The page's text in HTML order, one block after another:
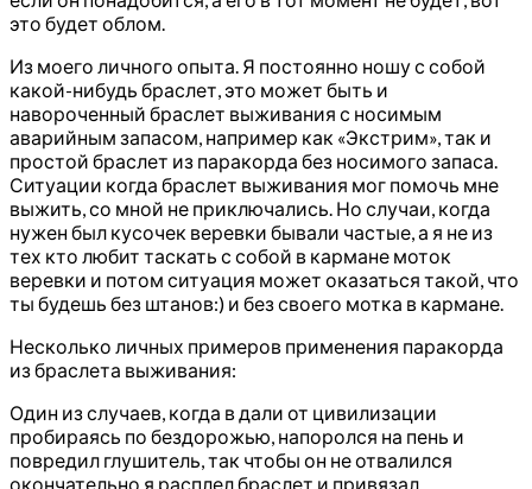
это будет облом.
Из моего личного опыта. Я постоянно ношу с собой
какой-нибудь браслет, это может быть и
навороченный браслет выживания с носимым
аварийным запасом, например как «Экстрим», так и
простой браслет из паракорда без носимого запаса.
Ситуации когда браслет выживания мог помочь мне
выжить, со мной не приключались. Но случаи, когда
нужен был кусочек веревки бывали частые, а я не из
тех кто любит таскать с собой в кармане моток
веревки и потом ситуация может оказаться такой, что
ты будешь без штанов:) и без своего мотка в кармане.
Несколько личных примеров применения паракорда
из браслета выживания:
Один из случаев, когда в дали от цивилизации
пробираясь по бездорожью, напоролся на пень и
повредил глушитель, так чтобы он не отвалился
окончательно я расплел браслет и привязал